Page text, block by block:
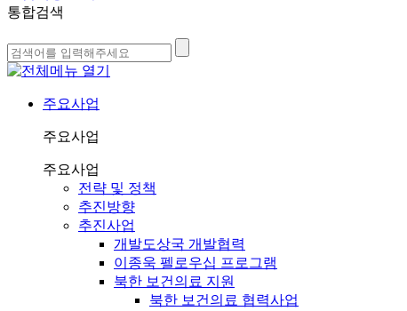
통합검색
주요사업
주요사업
주요사업
전략 및 정책
추진방향
추진사업
개발도상국 개발협력
이종욱 펠로우십 프로그램
북한 보건의료 지원
북한 보건의료 협력사업